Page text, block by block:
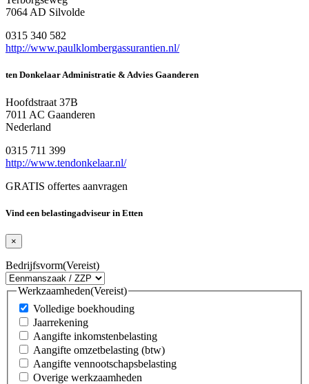
7064 AD Silvolde
0315 340 582
http://www.paulklombergassurantien.nl/
ten Donkelaar Administratie & Advies Gaanderen
Hoofdstraat 37B
7011 AC Gaanderen
Nederland
0315 711 399
http://www.tendonkelaar.nl/
GRATIS offertes aanvragen
Vind een belastingadviseur in Etten
×
Bedrijfsvorm(Vereist)
Werkzaamheden(Vereist)
Volledige boekhouding
Jaarrekening
Aangifte inkomstenbelasting
Aangifte omzetbelasting (btw)
Aangifte vennootschapsbelasting
Overige werkzaamheden